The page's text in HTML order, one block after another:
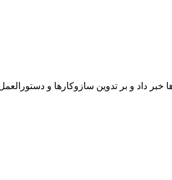
داد و بر تدوین سازوکارها و